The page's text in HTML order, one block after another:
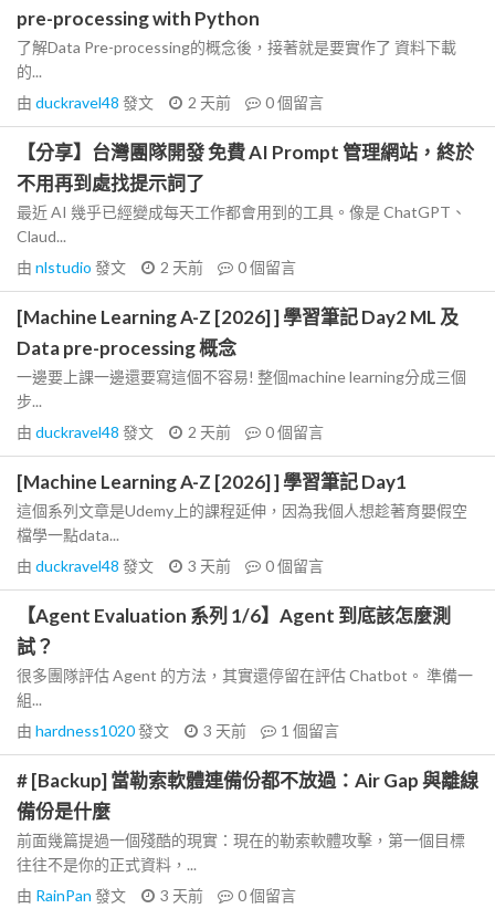
pre-processing with Python
了解Data Pre-processing的概念後，接著就是要實作了 資料下載
的...
由 duckravel48 發文 2 天前 0個留言
【分享】台灣團隊開發 免費 AI Prompt 管理網站，終於
不用再到處找提示詞了
最近 AI 幾乎已經變成每天工作都會用到的工具。像是 ChatGPT、
Claud...
由 nlstudio 發文 2 天前 0個留言
[Machine Learning A-Z [2026] ] 學習筆記 Day2 ML 及
Data pre-processing 概念
一邊要上課一邊還要寫這個不容易! 整個machine learning分成三個
步...
由 duckravel48 發文 2 天前 0個留言
[Machine Learning A-Z [2026] ] 學習筆記 Day1
這個系列文章是Udemy上的課程延伸，因為我個人想趁著育嬰假空
檔學一點data...
由 duckravel48 發文 3 天前 0個留言
【Agent Evaluation 系列 1/6】Agent 到底該怎麼測
試？
很多團隊評估 Agent 的方法，其實還停留在評估 Chatbot。 準備一
組...
由 hardness1020發文 3 天前 1 個留言
# [Backup] 當勒索軟體連備份都不放過：Air Gap 與離線
備份是什麼
前面幾篇提過一個殘酷的現實：現在的勒索軟體攻擊，第一個目標
往往不是你的正式資料，...
由 RainPan 發文 3 天前 0個留言